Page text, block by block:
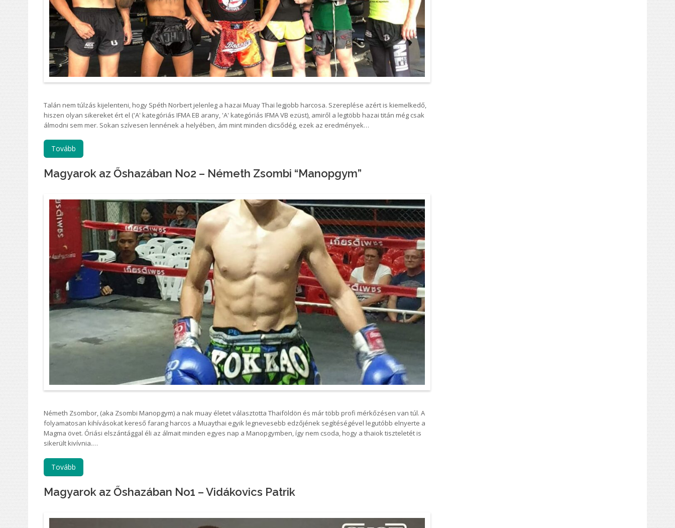
Talán nem túlzás kijelenteni, hogy Spéth Norbert jelenleg a hazai Muay Thai legjobb harcosa. Szereplése azért is kiemelkedő,
hiszen olyan sikereket ért el ('A' kategóriás IFMA EB arany, 'A' kategóriás IFMA VB ezüst), amiről a legtöbb hazai titán még csak
álmodni sem mer. Sokan szívesen lennének a helyében, ám mint minden dicsődég, ezek az eredmények…
Tovább
Magyarok az Őshazában No2 – Németh Zsombi “Manopgym”
Németh Zsombor, (aka Zsombi Manopgym) a nak muay életet választotta Thaiföldön és már több profi mérkőzésen van túl. A
folyamatosan kihívásokat kereső farang harcos a Muaythai egyik legnevesebb edzőjének segítéségével legutóbb elnyerte a
Magma övet. Óriási elszántággal éli az álmait minden egyes nap a Manopgymben, így nem csoda, hogy a thaiok tiszteletét is
sikerült kivívnia.…
Tovább
Magyarok az Őshazában No1 – Vidákovics Patrik